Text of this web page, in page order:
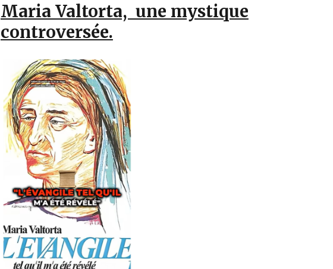
Maria Valtorta, une mystique
controversée.